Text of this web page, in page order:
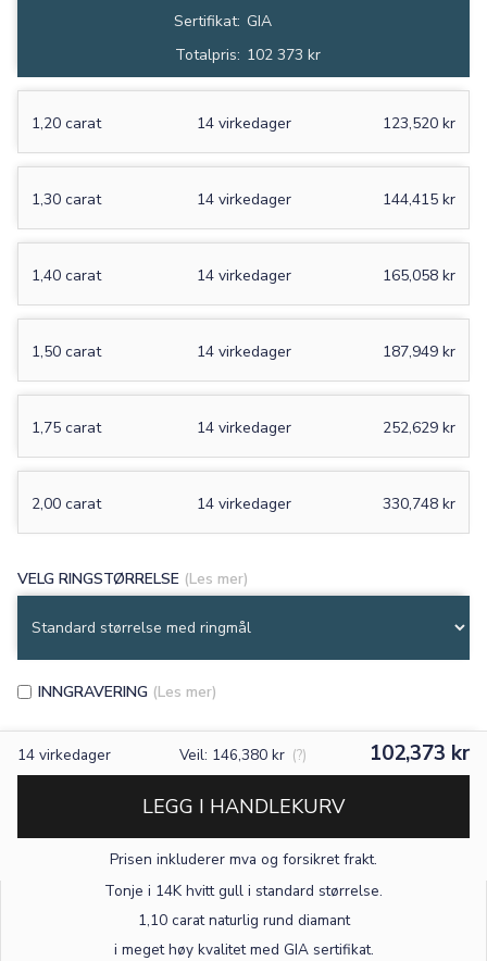
Sertifikat: GIA
Totalpris: 102 373 kr
1,20 carat 123,520 kr
14 virkedager
1,30 carat 144,415 kr
14 virkedager
1,40 carat 165,058 kr
14 virkedager
1,50 carat 187,949 kr
14 virkedager
1,75 carat 252,629 kr
14 virkedager
2,00 carat 330,748 kr
14 virkedager
VELG RINGSTØRRELSE (Les mer)
INNGRAVERING (Les mer)
14 virkedager Veil: 146,380 kr (?) 102,373 kr
LEGG I HANDLEKURV
Prisen inkluderer mva og forsikret frakt.
Tonje i 14K hvitt gull i standard størrelse.
1,10 carat naturlig rund diamant
i meget høy kvalitet med GIA sertifikat.